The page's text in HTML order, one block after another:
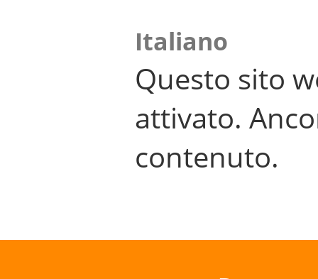
Italiano
Questo sito
attivato.
contenuto.